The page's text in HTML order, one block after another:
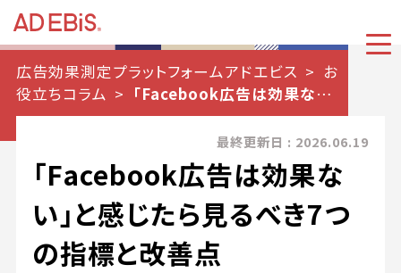
広告効果測定プラットフォームアドエビス
お
役立ちコラム
「Facebook広告は効果ない」
と感じたら見るべき7つの指標と改善点
最終更新日 : 2026.06.19
「Facebook広告は効果な
い」と感じたら見るべき7つ
の指標と改善点